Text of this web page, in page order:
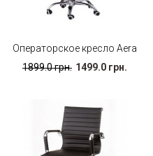
Операторское кресло Aera
1899.0 грн. 1499.0 грн.